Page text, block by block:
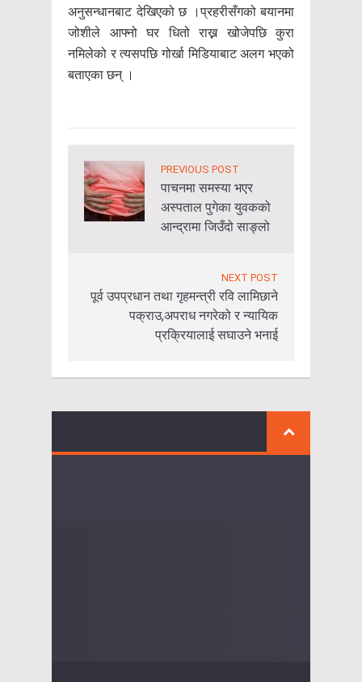
अनुसन्धानबाट देखिएको छ ।प्रहरीसँगको बयानमा
जोशीले आफ्नो घर धितो राख्न खोजेपछि कुरा
नमिलेको र त्यसपछि गोर्खा मिडियाबाट अलग भएको
बताएका छन् ।
PREVIOUS POST
पाचनमा समस्या भएर
अस्पताल पुगेका युवकको
आन्द्रामा जिउँदो साङ्लो
NEXT POST
पूर्व उपप्रधान तथा गृहमन्त्री रवि लामिछाने
पक्राउ,अपराध नगरेको र न्यायिक
प्रक्रियालाई सघाउने भनाई